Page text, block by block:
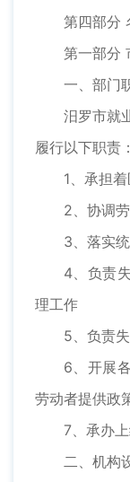
第四部分
第一部分
一、部门
汨罗市就
履行以下职责：
1、承担
2、协调
3、落实
4、负责
理工作
5、负责
6、开展
劳动者提供政
7、承办
二、机构